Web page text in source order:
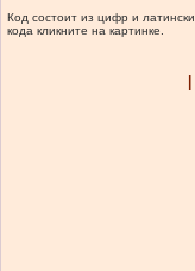
Код состоит из цифр и
кода кликните на картинке.